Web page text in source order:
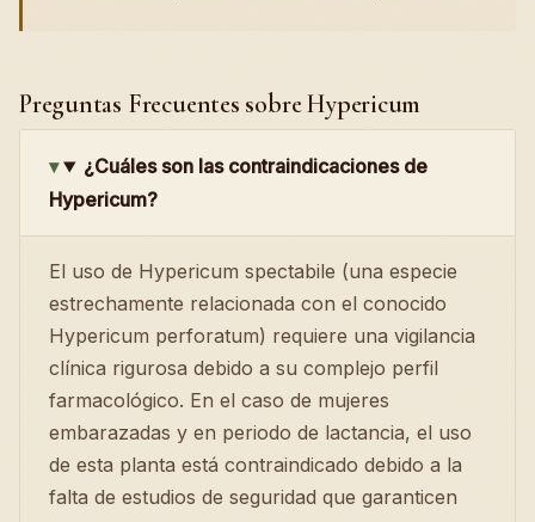
Preguntas Frecuentes sobre Hypericum
¿Cuáles son las contraindicaciones de
Hypericum?
El uso de Hypericum spectabile (una especie
estrechamente relacionada con el conocido
Hypericum perforatum) requiere una vigilancia
clínica rigurosa debido a su complejo perfil
farmacológico. En el caso de mujeres
embarazadas y en periodo de lactancia, el uso
de esta planta está contraindicado debido a la
falta de estudios de seguridad que garanticen